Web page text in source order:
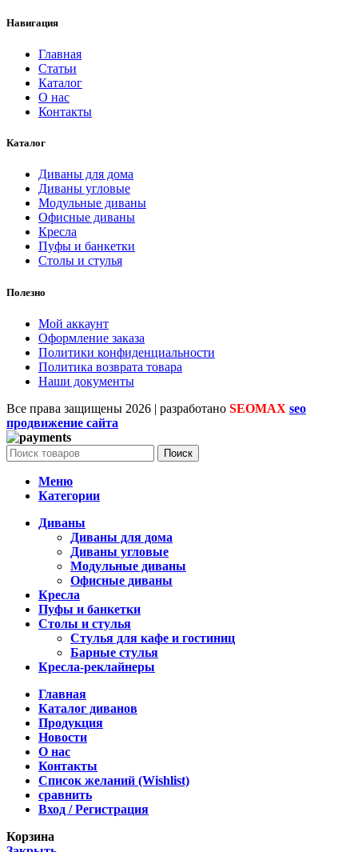
Навигация
Главная
Статьи
Каталог
О нас
Контакты
Каталог
Диваны для дома
Диваны угловые
Модульные диваны
Офисные диваны
Кресла
Пуфы и банкетки
Столы и стулья
Полезно
Мой аккаунт
Оформление заказа
Политики конфиденциальности
Политика возврата товара
Наши документы
Все права защищены 2026 | разработано SEOMAX seo
продвижение сайта
Поиск
Меню
Категории
Диваны
Диваны для дома
Диваны угловые
Модульные диваны
Офисные диваны
Кресла
Пуфы и банкетки
Столы и стулья
Стулья для кафе и гостиниц
Барные стулья
Кресла-реклайнеры
Главная
Каталог диванов
Продукция
Новости
О нас
Контакты
Список желаний (Wishlist)
сравнить
Вход / Регистрация
Корзина